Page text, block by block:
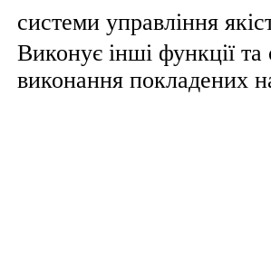
системи управління
Виконує інші функції та
виконання покладених